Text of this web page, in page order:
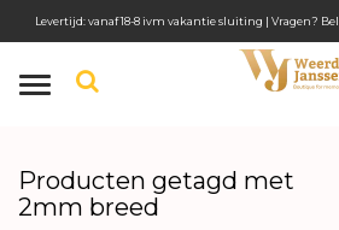
Toggle
Levertijd: vanaf 18-8 ivm vakantie sluiting | Vragen? Bel
Producten getagd met
2mm breed